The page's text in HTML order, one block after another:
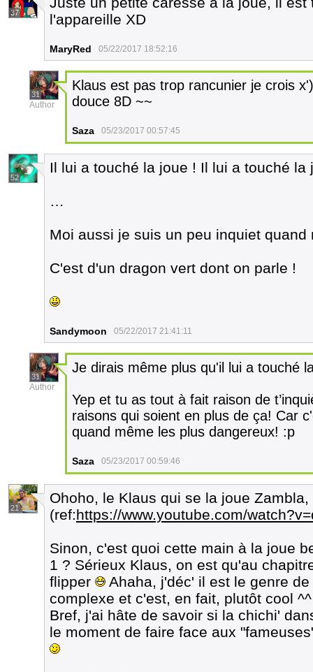
37
l'appareille XD
MaryRed 05/22/2017 18:52:16
31
Author
Klaus est pas trop rancunier je crois
douce 8D ~~
Saza 05/23/2017 00:57:45
52
Il lui a touché la joue ! Il lui a touché la
…
Moi aussi je suis un peu inquiet quand
C'est d'un dragon vert dont on parle !
Sandymoon 05/22/2017 21:41:11
31
Author
Je dirais même plus qu'il lui a touché
Yep et tu as tout à fait raison de
raisons qui soient en plus de ça! Car
quand même les plus dangereux! :p
Saza 05/23/2017 00:59:46
21
Ohoho, le Klaus qui se la joue
(ref:https://www.youtube.com/
Sinon, c'est quoi cette main à la joue
1 ? Sérieux Klaus, on est qu'au
flipper
Ahaha, j'déc' il est le genre
complexe et c'est, en fait, plutôt cool ^^
Bref, j'ai hâte de savoir si la chichi'
le moment de faire face aux